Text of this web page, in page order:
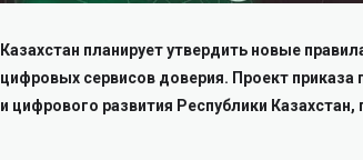
Казахстан планирует утвердить новые
цифровых сервисов доверия. Проект
и цифрового развития Республики Казахстан,